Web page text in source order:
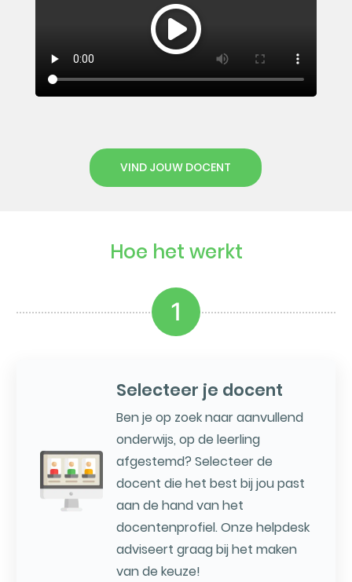
VIND JOUW DOCENT
Hoe het werkt
1
Selecteer je docent
Ben je op zoek naar aanvullend
onderwijs, op de leerling
afgestemd? Selecteer de
docent die het best bij jou past
aan de hand van het
docentenprofiel. Onze helpdesk
adviseert graag bij het maken
van de keuze!